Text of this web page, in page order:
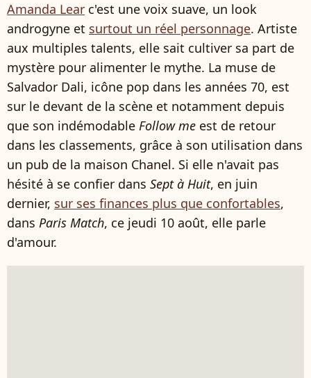
Amanda Lear c'est une voix suave, un look
androgyne et surtout un réel personnage. Artiste
aux multiples talents, elle sait cultiver sa part de
mystère pour alimenter le mythe. La muse de
Salvador Dali, icône pop dans les années 70, est
sur le devant de la scène et notamment depuis
que son indémodable Follow me est de retour
dans les classements, grâce à son utilisation dans
un pub de la maison Chanel. Si elle n'avait pas
hésité à se confier dans Sept à Huit, en juin
dernier, sur ses finances plus que confortables,
dans Paris Match, ce jeudi 10 août, elle parle
d'amour.